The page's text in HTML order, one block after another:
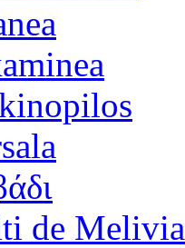
de Melivia